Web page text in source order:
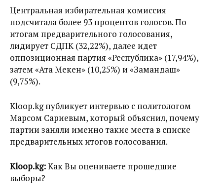
Центральная избирательная комиссия
подсчитала более 93 процентов голосов. По
итогам предварительного голосования,
лидирует СДПК (32,22%), далее идет
оппозиционная партия «Республика» (17,94%),
затем «Ата Мекен» (10,25%) и «Замандаш»
(9,75%).
Kloop.kg публикует интервью с политологом
Марсом Сариевым, который объяснил, почему
партии заняли именно такие места в списке
предварительных итогов голосования.
Kloop.kg:Как Вы оцениваете прошедшие
выборы?